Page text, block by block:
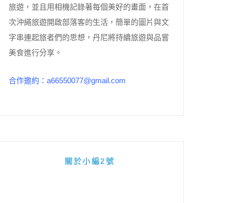
旅遊，並且用相機記錄著每個美好的畫面，在首
次沖繩旅遊開啟部落客的生活，簡單的圖片與文
字串連起旅者們的思想，丹尼將持續旅遊與品嘗
美食進行分享。
合作邀約：a66550077@gmail.com
關於小編2號